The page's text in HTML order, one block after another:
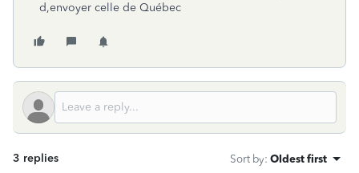
d,envoyer celle de Québec
3 replies Sort by: Oldest first